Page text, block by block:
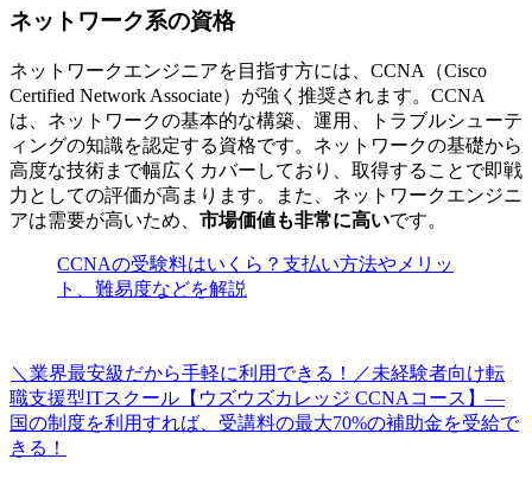
ネットワーク系の資格
ネットワークエンジニアを目指す方には、CCNA（Cisco
Certified Network Associate）が強く推奨されます。CCNA
は、ネットワークの基本的な構築、運用、トラブルシューテ
ィングの知識を認定する資格です。ネットワークの基礎から
高度な技術まで幅広くカバーしており、取得することで即戦
力としての評価が高まります。
また、ネットワークエンジニ
アは需要が高いため、 市場価値も非常に高いです。
CCNAの受験料はいくら？支払い方法やメリッ
ト、難易度などを解説
＼業界最安級だから手軽に利用できる！／未経験者向け転
職支援型ITスクール【ウズウズカレッジ CCNAコース】―
国の制度を利用すれば、受講料の最大70%の補助金を受給で
きる！